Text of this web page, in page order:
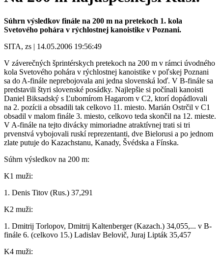
Súhrn výsledkov finále na 200 m na pretekoch 1. kola
Svetového pohára v rýchlostnej kanoistike v Poznani.
SITA, zs | 14.05.2006 19:56:49
V záverečných šprintérskych pretekoch na 200 m v rámci úvodného
kola Svetového pohára v rýchlostnej kanoistike v poľskej Poznani
sa do A-finále neprebojovala ani jedna slovenská loď. V B-finále sa
predstavili štyri slovenské posádky. Najlepšie si počínali kanoisti
Daniel Biksadský s Ľubomírom Hagarom v C2, ktorí dopádlovali
na 2. pozícii a obsadili tak celkovo 11. miesto. Marián Ostrčil v C1
obsadil v malom finále 3. miesto, celkovo teda skončil na 12. mieste.
V A-finále na tejto divácky mimoriadne atraktívnej trati si tri
prvenstvá vybojovali ruskí reprezentanti, dve Bielorusi a po jednom
zlate putuje do Kazachstanu, Kanady, Švédska a Fínska.
Súhrn výsledkov na 200 m:
K1 muži:
1. Denis Titov (Rus.) 37,291
K2 muži:
1. Dmitrij Torlopov, Dmitrij Kaltenberger (Kazach.) 34,055,... v B-
finále 6. (celkovo 15.) Ladislav Belovič, Juraj Lipták 35,457
K4 muži: